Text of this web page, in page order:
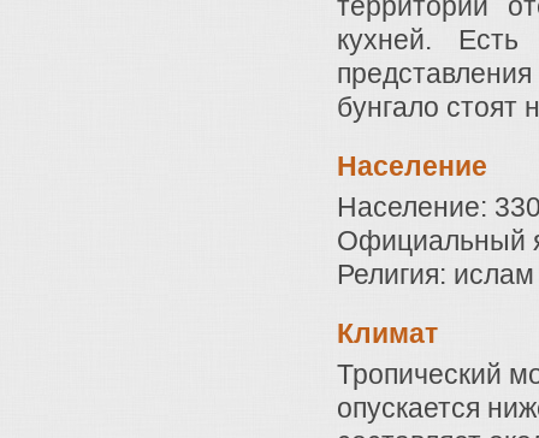
кухней.
бунгало стоят
Население
Население:
Официальный
Религия: ислам
Климат
Тропический
опускается